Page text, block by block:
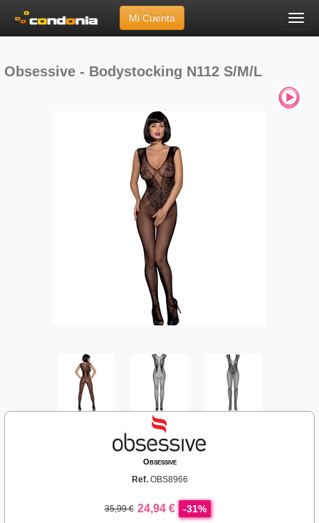
Menú
Mi Cuenta
»Obsessive - Bodystocking N112 S/M/L
Obsessive - Bodystocking N112 S/M/L
Obsessive
Ref. OBS8966
35,99 € 24,94 € -31%